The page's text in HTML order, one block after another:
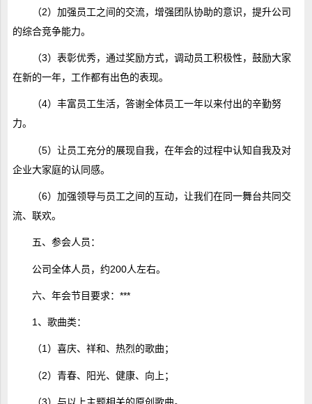
（2）加强员工之间的交流，增强团队协助的意识，提升公司
的综合竞争能力。
（3）表彰优秀，通过奖励方式，调动员工积极性，鼓励大家
在新的一年，工作都有出色的表现。
（4）丰富员工生活，答谢全体员工一年以来付出的辛勤努
力。
（5）让员工充分的展现自我，在年会的过程中认知自我及对
企业大家庭的认同感。
（6）加强领导与员工之间的互动，让我们在同一舞台共同交
流、联欢。
五、参会人员：
公司全体人员，约200人左右。
六、年会节目要求：***
1、歌曲类：
（1）喜庆、祥和、热烈的歌曲；
（2）青春、阳光、健康、向上；